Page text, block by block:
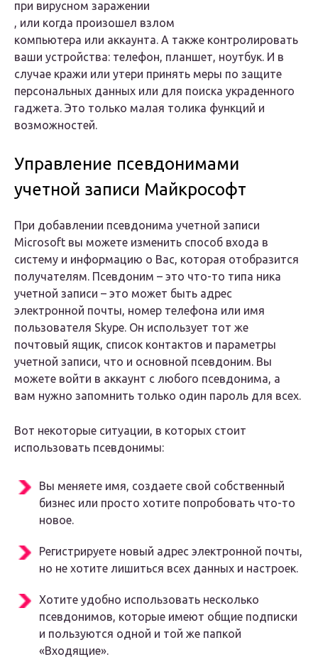
при вирусном заражении
, или когда произошел взлом
компьютера или аккаунта. А также контролировать
ваши устройства: телефон, планшет, ноутбук. И в
случае кражи или утери принять меры по защите
персональных данных или для поиска украденного
гаджета. Это только малая толика функций и
возможностей.
Управление псевдонимами
учетной записи Майкрософт
При добавлении псевдонима учетной записи
Microsoft вы можете изменить способ входа в
систему и информацию о Вас, которая отобразится
получателям. Псевдоним – это что-то типа ника
учетной записи – это может быть адрес
электронной почты, номер телефона или имя
пользователя Skype. Он использует тот же
почтовый ящик, список контактов и параметры
учетной записи, что и основной псевдоним. Вы
можете войти в аккаунт с любого псевдонима, а
вам нужно запомнить только один пароль для всех.
Вот некоторые ситуации, в которых стоит
использовать псевдонимы:
Вы меняете имя, создаете свой собственный
бизнес или просто хотите попробовать что-то
новое.
Регистрируете новый адрес электронной почты,
но не хотите лишиться всех данных и настроек.
Хотите удобно использовать несколько
псевдонимов, которые имеют общие подписки
и пользуются одной и той же папкой
«Входящие».